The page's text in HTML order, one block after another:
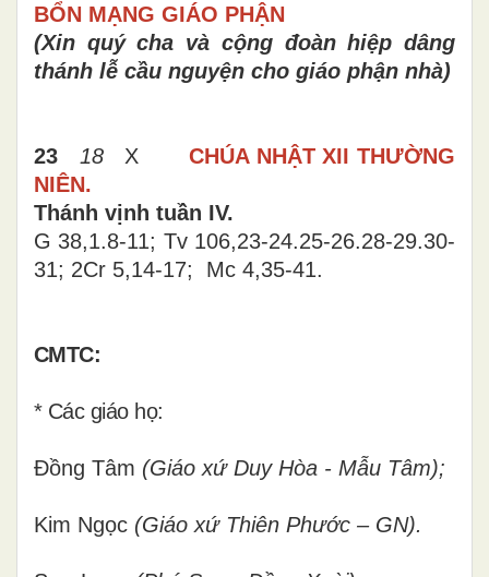
BỔN MẠNG GIÁO PHẬN
(Xin quý cha và cộng đoàn hiệp dâng
thánh lễ cầu nguyện cho giáo phận nhà)
23 18XCHÚA NHẬT XII THƯỜNG
NIÊN.
Thánh vịnh tuần IV.
G 38,1.8-11; Tv 106,23-24.25-26.28-29.30-
31; 2Cr 5,14-17; Mc 4,35-41.
CMTC:
* Các giáo họ:
Đồng Tâm (Giáo xứ Duy Hòa - Mẫu Tâm);
Kim Ngọc (Giáo xứ Thiên Phước – GN).